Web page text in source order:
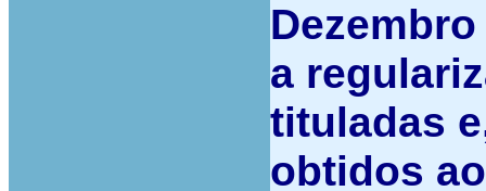
a
tituladas
obtidos